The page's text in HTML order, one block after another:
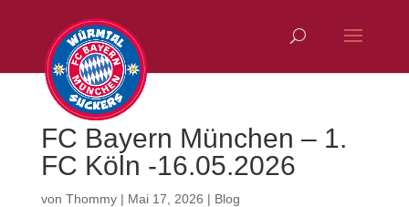
FC Bayern München – 1.
FC Köln -16.05.2026
von Thommy| Mai 17, 2026 | Blog